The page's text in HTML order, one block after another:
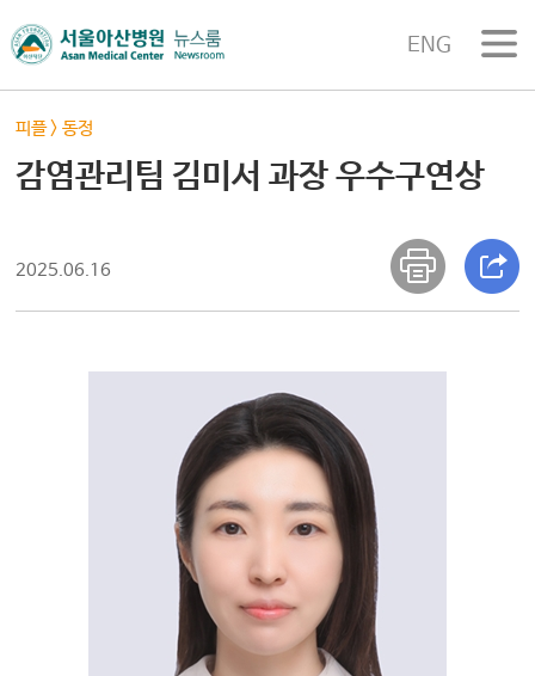
ENG
피플>동정
감염관리팀 김미서 과장 우수구연상
2025.06.16